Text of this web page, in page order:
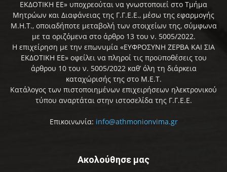
ΕΚΔΟΤΙΚΗ ΕΕ» υποχρεούται να γνωστοποιεί στο Τμήμα
Μητρώων και Διαφάνειας της Γ.Γ.Ε.Ε., μέσω της εφαρμογής
Μ.Η.Τ., οποιαδήποτε μεταβολή των στοιχείων της, σύμφωνα
με τα οριζόμενα στο άρθρο 13 του ν. 5005/2022.
Η επιχείρηση με την επωνυμία «ΕΥΦΡΟΣΥΝΗ ΖΕΡΒΑ ΚΑΙ ΣΙΑ
ΕΚΔΟΤΙΚΗ ΕΕ» οφείλει να πληροί τις προϋποθέσεις του
άρθρου 10 του ν. 5005/2022 καθ’ όλη τη διάρκεια
καταχώρισής της στο Μ.Ε.Τ.
Κατάλογος των πιστοποιημένων επιχειρήσεων ηλεκτρονικού
τύπου αναρτάται στην ιστοσελίδα της Γ.Γ.Ε.Ε.
Επικοινωνία: info@athmonionvima.gr
Ακολούθησε μας